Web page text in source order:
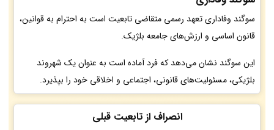
سوگند وفاداری تعهد رسمی متقاضی تابعیت است به احترام به قوانین،
قانون اساسی و ارزش‌های جامعه بلژیک.
این سوگند نشان می‌دهد که فرد آماده است به عنوان یک شهروند
بلژیکی، مسئولیت‌های قانونی، اجتماعی و اخلاقی خود را بپذیرد.
انصراف از تابعیت قبلی